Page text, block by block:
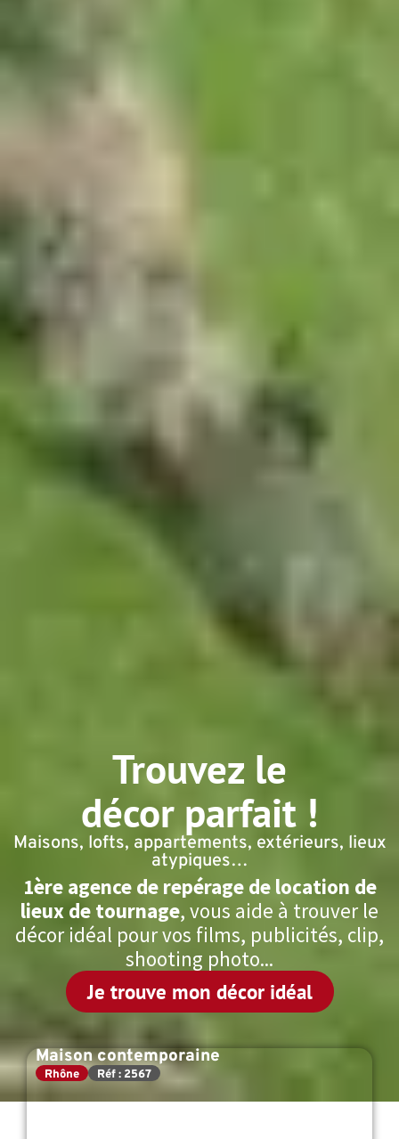
Trouvez le
décor parfait !
Maisons, lofts, appartements, extérieurs, lieux
atypiques…
1ère agence de repérage de location de
lieux de tournage, vous aide à trouver le
décor idéal pour vos films, publicités, clip,
shooting photo...
Je trouve mon décor idéal
Maison contemporaine
Rhône Réf : 2567